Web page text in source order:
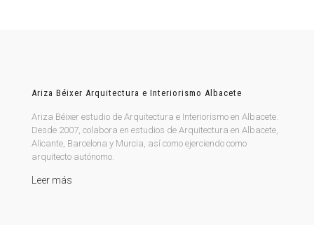
Ariza Béixer Arquitectura e Interiorismo Albacete
Ariza Béixer estudio de Arquitectura e Interiorismo en Albacete.
Desde 2007, colabora en estudios de Arquitectura en Albacete,
Alicante, Barcelona y Murcia, así como ejerciendo como
arquitecto autónomo.
Leer más